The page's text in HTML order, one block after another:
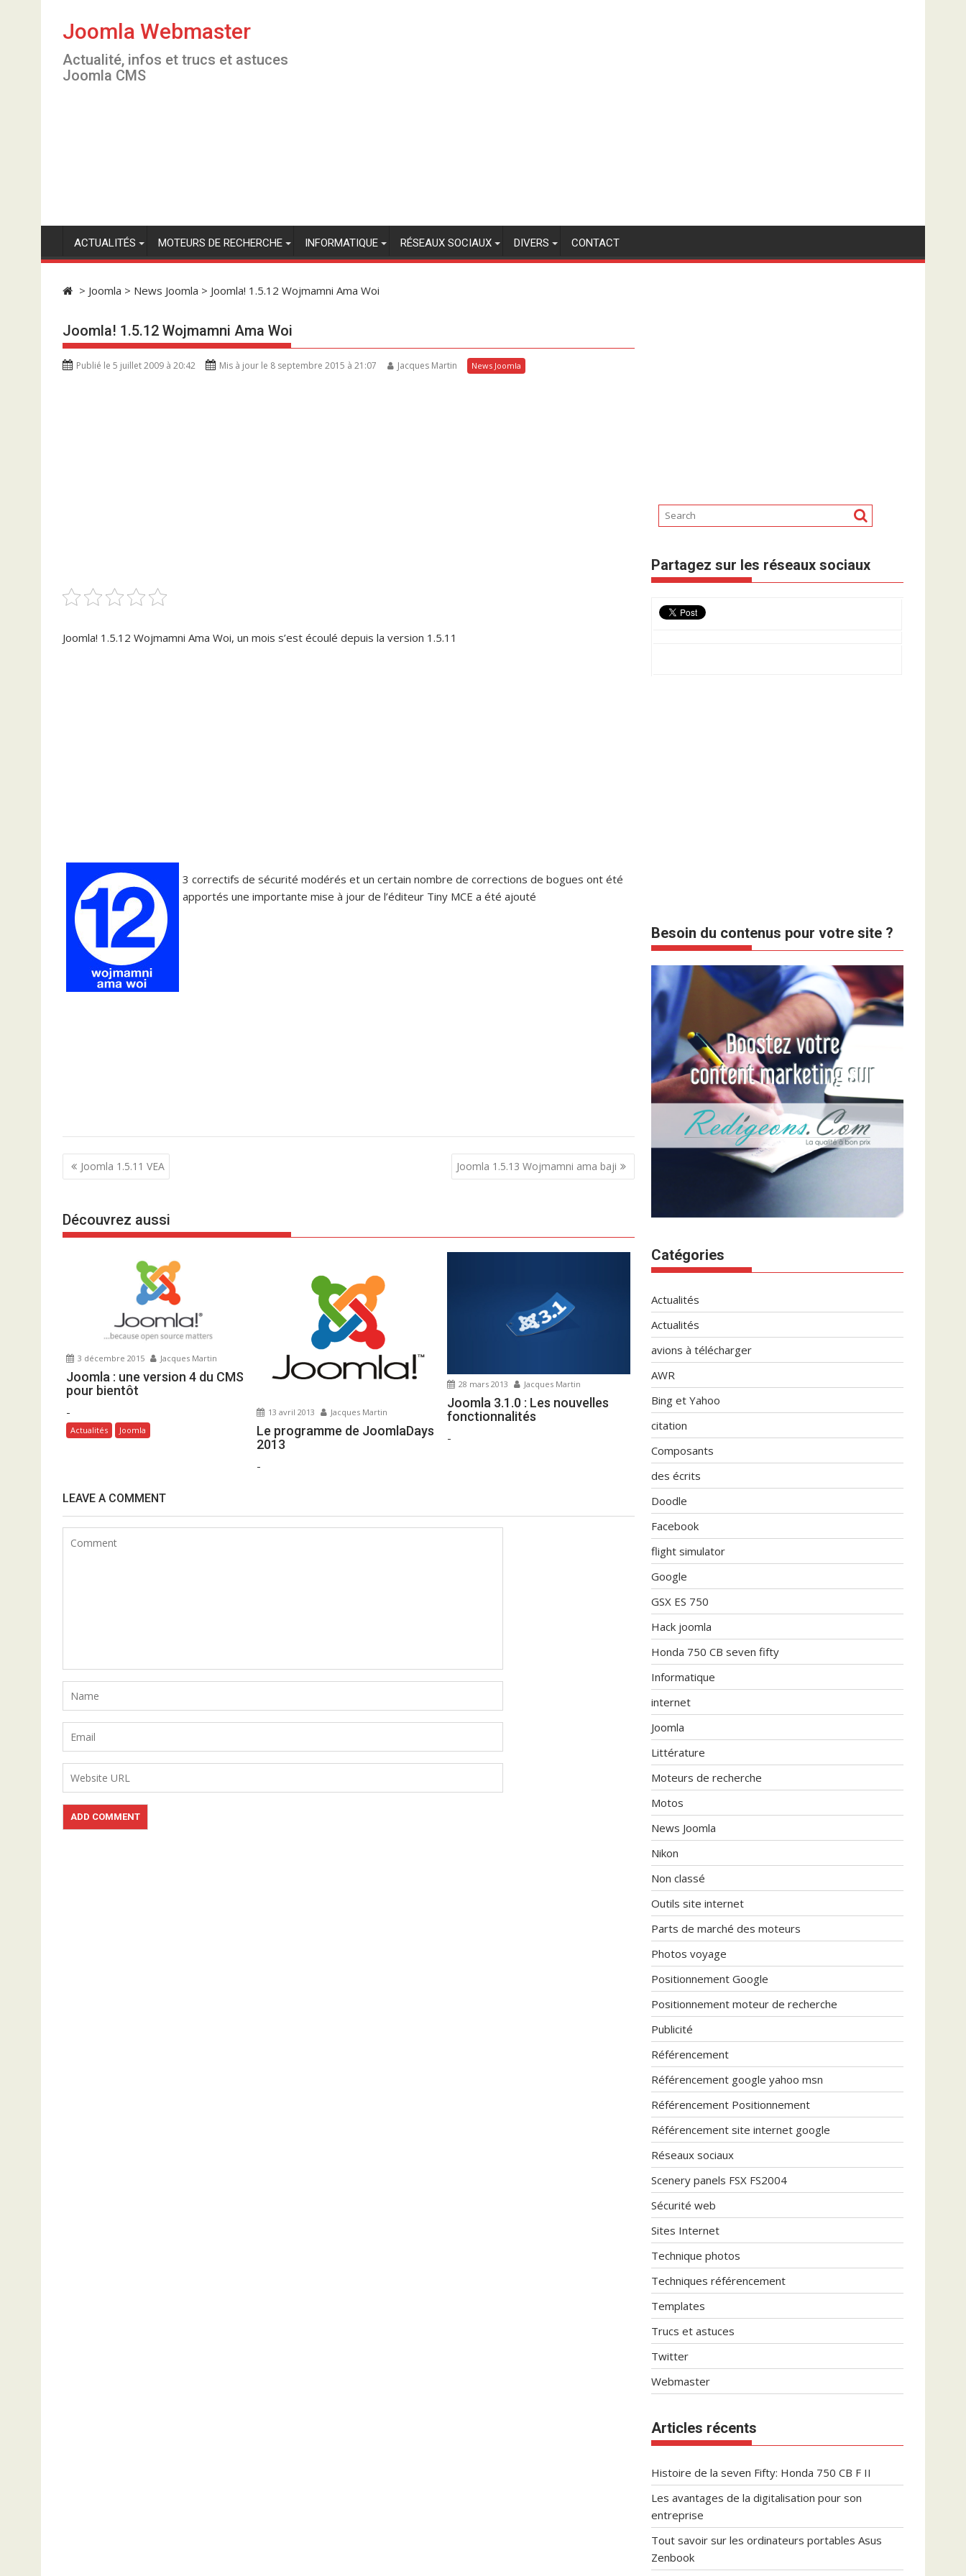
Joomla Webmaster
Actualité, infos et trucs et astuces
Joomla CMS
ACTUALITÉS MOTEURS DE RECHERCHE INFORMATIQUE RÉSEAUX SOCIAUX DIVERS CONTACT
> Joomla > News Joomla > Joomla! 1.5.12 Wojmamni Ama Woi
Joomla! 1.5.12 Wojmamni Ama Woi
Publié le 5 juillet 2009 à 20:42 Mis à jour le 8 septembre 2015 à 21:07 Jacques Martin News Joomla
Joomla! 1.5.12 Wojmamni Ama Woi, un mois s’est écoulé depuis la version 1.5.11
3 correctifs de sécurité modérés et un certain nombre de corrections de bogues ont été
apportés une importante mise à jour de l’éditeur Tiny MCE a été ajouté
N
a
i
g
d
e
a
c
l
e
Joomla 1.5.11 VEA Joomla 1.5.13 Wojmamni ama baji
Découvrez aussi
3 décembre 2015 Jacques Martin
Joomla : une version 4 du CMS
pour bientôt
-
Actualités Joomla
13 avril 2013 Jacques Martin
Le programme de JoomlaDays
2013
-
28 mars 2013 Jacques Martin
Joomla 3.1.0 : Les nouvelles
fonctionnalités
-
LEAVE A COMMENT
Partagez sur les réseaux sociaux
Besoin du contenus pour votre site ?
Catégories
Actualités
Actualités
avions à télécharger
AWR
Bing et Yahoo
citation
Composants
des écrits
Doodle
Facebook
flight simulator
Google
GSX ES 750
Hack joomla
Honda 750 CB seven fifty
Informatique
internet
Joomla
Littérature
Moteurs de recherche
Motos
News Joomla
Nikon
Non classé
Outils site internet
Parts de marché des moteurs
Photos voyage
Positionnement Google
Positionnement moteur de recherche
Publicité
Référencement
Référencement google yahoo msn
Référencement Positionnement
Référencement site internet google
Réseaux sociaux
Scenery panels FSX FS2004
Sécurité web
Sites Internet
Technique photos
Techniques référencement
Templates
Trucs et astuces
Twitter
Webmaster
Articles récents
Histoire de la seven Fifty: Honda 750 CB F II
Les avantages de la digitalisation pour son
entreprise
Tout savoir sur les ordinateurs portables Asus
Zenbook